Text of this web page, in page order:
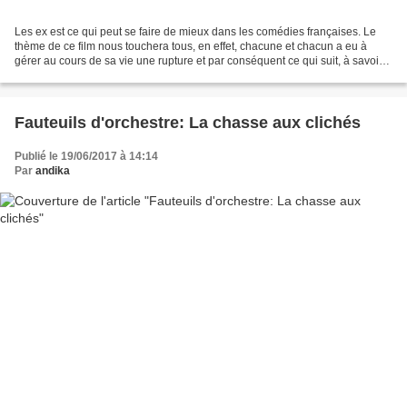
Les ex est ce qui peut se faire de mieux dans les comédies françaises. Le
thème de ce film nous touchera tous, en effet, chacune et chacun a eu à
gérer au cours de sa vie une rupture et par conséquent ce qui suit, à savoir
Fauteuils d'orchestre: La chasse aux clichés
Publié le 19/06/2017 à 14:14
Par andika